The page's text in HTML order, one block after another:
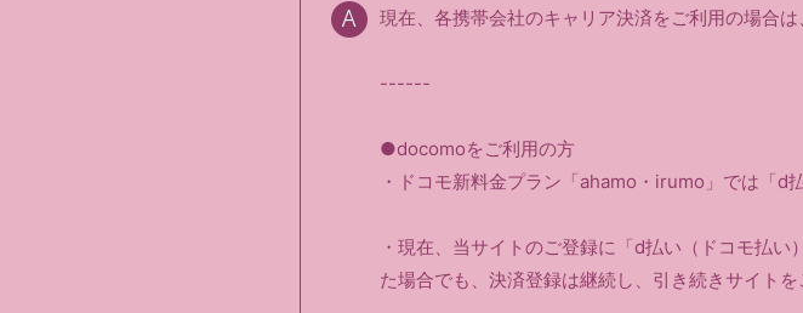
A 現在、各携帯会社のキャリア決済をご利用の場合
------
●docomoをご利用の方
・ドコモ新料金プラン「ahamo・irumo」では「d
・現在、当サイトのご登録に「d払い（ドコモ払
た場合でも、決済登録は継続し、引き続きサイトを